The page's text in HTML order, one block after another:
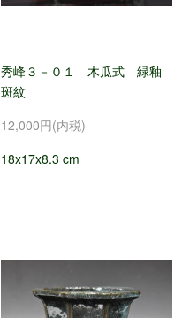
秀峰３－０１ 木瓜式 緑釉
斑紋
12,000円(内税)
18x17x8.3 cm